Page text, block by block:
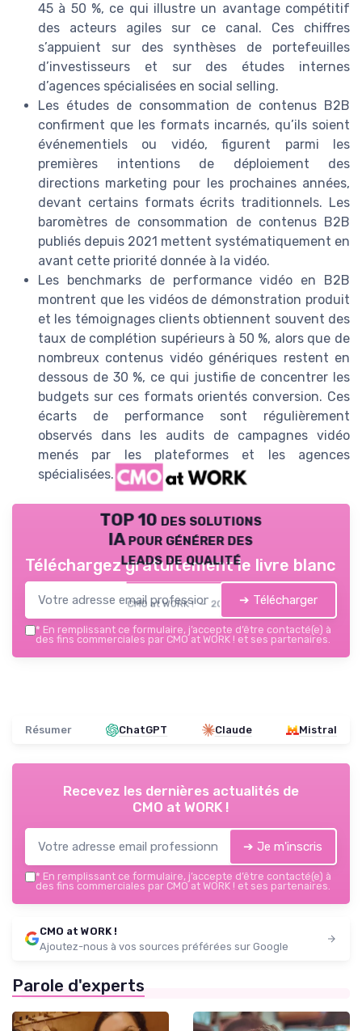
45 à 50 %, ce qui illustre un avantage compétitif
des acteurs agiles sur ce canal. Ces chiffres
s’appuient sur des synthèses de portefeuilles
d’investisseurs et sur des études internes
d’agences spécialisées en social selling.
Les études de consommation de contenus B2B
confirment que les formats incarnés, qu’ils soient
événementiels ou vidéo, figurent parmi les
premières intentions de déploiement des
directions marketing pour les prochaines années,
devant certains formats écrits traditionnels. Les
baromètres de consommation de contenus B2B
publiés depuis 2021 mettent systématiquement en
avant cette priorité donnée à la vidéo.
Les benchmarks de performance vidéo en B2B
montrent que les vidéos de démonstration produit
et les témoignages clients obtiennent souvent des
taux de complétion supérieurs à 50 %, alors que de
nombreux contenus vidéo génériques restent en
dessous de 30 %, ce qui justifie de concentrer les
budgets sur ces formats orientés conversion. Ces
écarts de performance sont régulièrement
observés dans les audits de campagnes vidéo
menés par les plateformes et les agences
spécialisées.
TOP 10 des solutions
IA pour générer des
leads de qualité
CMO at WORK ! — 2026
Téléchargez gratuitement le livre blanc
➔ Télécharger
* En remplissant ce formulaire, j’accepte d’être contacté(e) à
des fins commerciales par CMO at WORK ! et ses partenaires.
Résumer ChatGPT Claude Mistral
Recevez les dernières actualités de
CMO at WORK !
➔ Je m'inscris
* En remplissant ce formulaire, j’accepte d’être contacté(e) à
des fins commerciales par CMO at WORK ! et ses partenaires.
CMO at WORK !
Ajoutez-nous à vos sources préférées sur Google
Parole d'experts